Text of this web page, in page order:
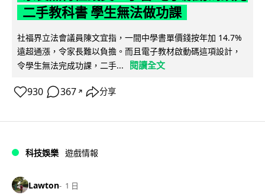
二手教科書 學生無法做功課
社福界立法會議員陳文宜指，一間中學書單價錢按年加 14.7%
遠超通漲，令家長難以負擔。而且電子教材啟動碼這項設計，
令學生無法完成功課，二手...
閱讀全文
930 367 ↗ 分享
科技娛樂 遊戲情報
Lawton 1 日